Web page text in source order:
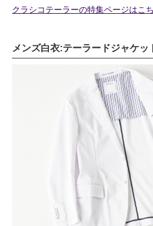
クラシコテーラーの特集ページはこ
メンズ白衣:テーラードジャケッ